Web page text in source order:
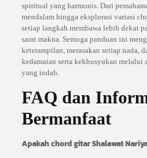
spiritual yang harmonis. Dari
mendalam hingga eksplorasi variasi
setiap langkah membawa lebih dekat
sarat makna. Semoga panduan ini
keterampilan, merasakan setiap nada,
kedamaian serta kekhusyukan melalui
yang indah.
FAQ dan
Bermanfaat
Apakah chord gitar Shalawat